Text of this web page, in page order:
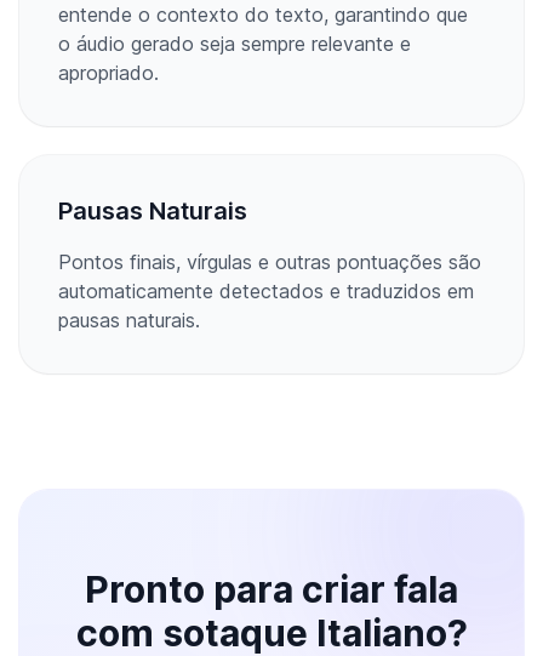
entende o contexto do texto, garantindo que
o áudio gerado seja sempre relevante e
apropriado.
Pausas Naturais
Pontos finais, vírgulas e outras pontuações são
automaticamente detectados e traduzidos em
pausas naturais.
Pronto para criar fala
com sotaque Italiano?